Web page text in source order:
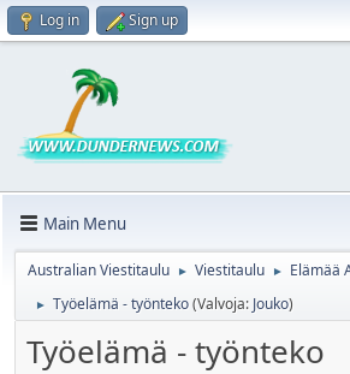
Log in Sign up
Main Menu
Australian Viestitaulu ► Viestitaulu ► Elämää
► Työelämä - työnteko(Valvoja: Jouko)
Työelämä - työnteko